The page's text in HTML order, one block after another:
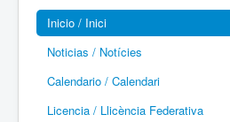
Paramotor
Parapente / Parapent
Ultraligeros / Ultralleugers
Vuelo Con Motor / Vol Amb Motor
Inicio / Inici
Noticias / Notícies
Calendario / Calendari
Licencia / Llicència Federativa